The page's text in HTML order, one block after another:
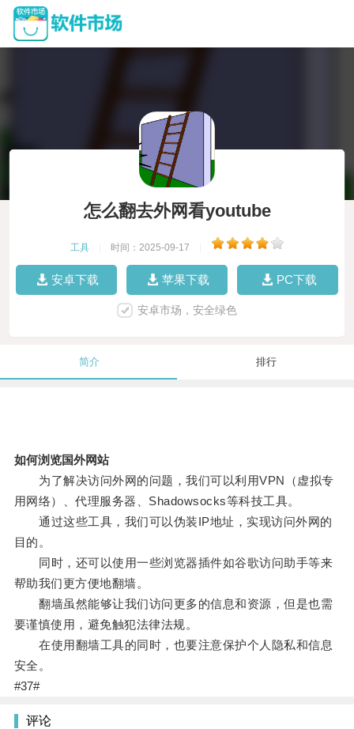
怎么翻去外网看youtube
工具 时间：2025-09-17
安卓下载 苹果下载 PC下载
安卓市场，安全绿色
简介 排行
如何浏览国外网站
为了解决访问外网的问题，我们可以利用VPN（虚拟专
用网络）、代理服务器、Shadowsocks等科技工具。
通过这些工具，我们可以伪装IP地址，实现访问外网的
目的。
同时，还可以使用一些浏览器插件如谷歌访问助手等来
帮助我们更方便地翻墙。
翻墙虽然能够让我们访问更多的信息和资源，但是也需
要谨慎使用，避免触犯法律法规。
在使用翻墙工具的同时，也要注意保护个人隐私和信息
安全。
#37#
评论